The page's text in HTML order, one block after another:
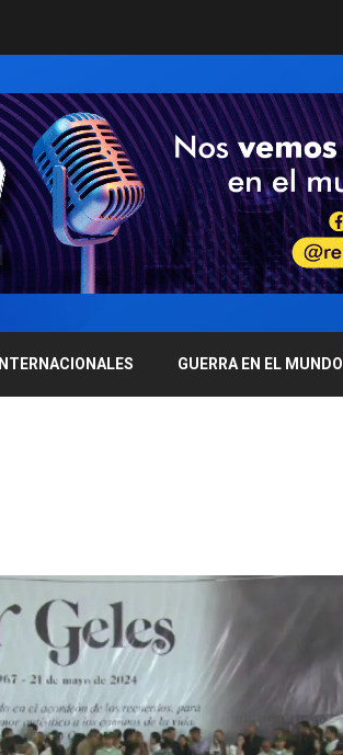
INTERNACIONALES GUERRA EN EL MUNDO